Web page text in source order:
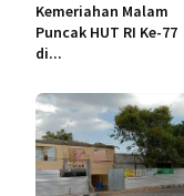
Kemeriahan Malam
Puncak HUT RI Ke-77
di...